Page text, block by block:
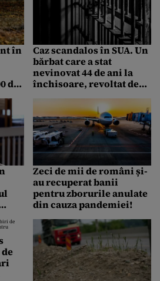
în
de
Caz scandalos în SUA. Un
bărbat care a stat
nevinovat 44 de ani la
închisoare, revoltat de
suma cu care va fi
despăgubit: „Cum poți
spune că viața mea
valorează doar atât”
Zeci de mii de români și-
au recuperat banii
pentru zborurile anulate
din cauza pandemiei!